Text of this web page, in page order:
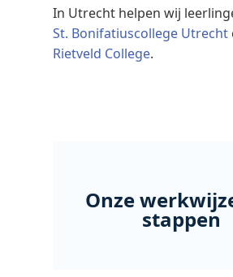
In Utrecht helpen wij
St. Bonifatiuscollege Utrecht
Rietveld College.
Onze
stappen